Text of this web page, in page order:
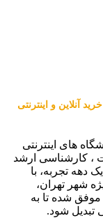
خرید آنلاین و اینترنتی
های اینترنتی
، کارشناسی ارشد
دهه تجربه، با
شهر تهران،
شده تا به
شود.